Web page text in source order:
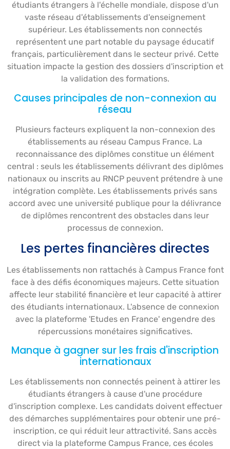
étudiants étrangers à l'échelle mondiale, dispose d'un
vaste réseau d'établissements d'enseignement
supérieur. Les établissements non connectés
représentent une part notable du paysage éducatif
français, particulièrement dans le secteur privé. Cette
situation impacte la gestion des dossiers d'inscription et
la validation des formations.
Causes principales de non-connexion au
réseau
Plusieurs facteurs expliquent la non-connexion des
établissements au réseau Campus France. La
reconnaissance des diplômes constitue un élément
central : seuls les établissements délivrant des diplômes
nationaux ou inscrits au RNCP peuvent prétendre à une
intégration complète. Les établissements privés sans
accord avec une université publique pour la délivrance
de diplômes rencontrent des obstacles dans leur
processus de connexion.
Les pertes financières directes
Les établissements non rattachés à Campus France font
face à des défis économiques majeurs. Cette situation
affecte leur stabilité financière et leur capacité à attirer
des étudiants internationaux. L'absence de connexion
avec la plateforme 'Etudes en France' engendre des
répercussions monétaires significatives.
Manque à gagner sur les frais d'inscription
internationaux
Les établissements non connectés peinent à attirer les
étudiants étrangers à cause d'une procédure
d'inscription complexe. Les candidats doivent effectuer
des démarches supplémentaires pour obtenir une pré-
inscription, ce qui réduit leur attractivité. Sans accès
direct via la plateforme Campus France, ces écoles